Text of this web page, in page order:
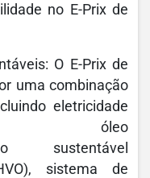
no E-Prix de
O E-Prix de
uma combinação
eletricidade
óleo
sustentável
sistema de